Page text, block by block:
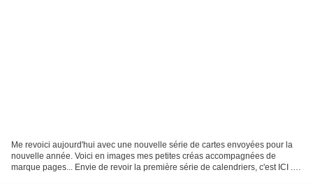
Me revoici aujourd'hui avec une nouvelle série de cartes envoyées pour la
nouvelle année. Voici en images mes petites créas accompagnées de
marque pages... Envie de revoir la première série de calendriers, c'est ICI .